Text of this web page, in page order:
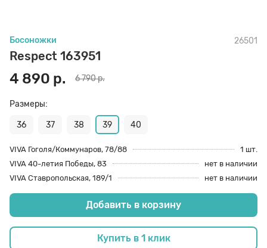
Босоножки 26501
Respect 163951
4 890 р. 6 790 р.
Размеры:
36 37 38 39 40
VIVA Гоголя/Коммунаров, 78/88
1 шт.
VIVA 40-летия Победы, 83
нет в наличии
VIVA Ставропольская, 189/1
нет в наличии
Добавить в корзину
Купить в 1 клик
8 den
Полустельки
Пропитка
Пяткоудерживатели
Растяжитель и Очиститель
Рожки